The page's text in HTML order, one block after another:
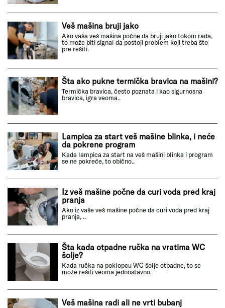
Veš mašina bruji jako
Ako vaša veš mašina počne da bruji jako tokom rada,
to može biti signal da postoji problem koji treba što
pre rešiti.
Šta ako pukne termička bravica na mašini?
Termička bravica, često poznata i kao sigurnosna
bravica, igra veoma..
Lampica za start veš mašine blinka, i neće
da pokrene program
Kada lampica za start na veš mašini blinka i program
se ne pokreće, to obično..
Iz veš mašine počne da curi voda pred kraj
pranja
Ako iz vaše veš mašine počne da curi voda pred kraj
pranja, ..
Šta kada otpadne ručka na vratima WC
šolje?
Kada ručka na poklopcu WC šolje otpadne, to se
može rešiti veoma jednostavno.
Veš mašina radi ali ne vrti bubanj